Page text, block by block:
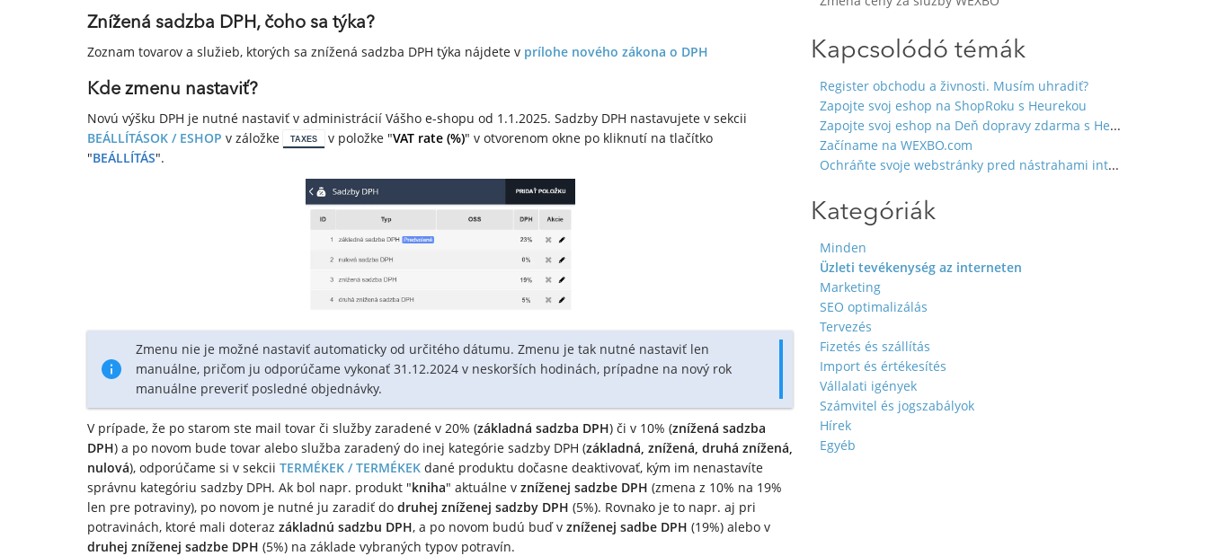
Znížená sadzba DPH, čoho sa týka?
Zoznam tovarov a služieb, ktorých sa znížená sadzba DPH týka nájdete v prílohe nového zákona o DPH
Kde zmenu nastaviť?
Novú výšku DPH je nutné nastaviť v administrácií Vášho e-shopu od 1.1.2025. Sadzby DPH nastavujete v sekcii
BEÁLLÍTÁSOK / ESHOP v záložke TAXES v položke "VAT rate (%)" v otvorenom okne po kliknutí na tlačítko
"BEÁLLÍTÁS".
Zmenu nie je možné nastaviť automaticky od určitého dátumu. Zmenu je tak nutné nastaviť len
manuálne, pričom ju odporúčame vykonať 31.12.2024 v neskorších hodinách, prípadne na nový rok
manuálne preveriť posledné objednávky.
V prípade, že po starom ste mail tovar či služby zaradené v 20% (základná sadzba DPH) či v 10% (znížená sadzba
DPH) a po novom bude tovar alebo služba zaradený do inej kategórie sadzby DPH (základná, znížená, druhá znížená,
nulová), odporúčame si v sekcii TERMÉKEK / TERMÉKEK dané produktu dočasne deaktivovať, kým im nenastavíte
správnu kategóriu sadzby DPH. Ak bol napr. produkt "kniha" aktuálne v zníženej sadzbe DPH (zmena z 10% na 19%
len pre potraviny), po novom je nutné ju zaradiť do druhej zníženej sadzby DPH (5%). Rovnako je to napr. aj pri
potravinách, ktoré mali doteraz základnú sadzbu DPH, a po novom budú buď v zníženej sadbe DPH (19%) alebo v
druhej zníženej sadzbe DPH (5%) na základe vybraných typov potravín.
Kapcsolódó témák
Register obchodu a živnosti. Musím uhradiť?
Zapojte svoj eshop na ShopRoku s Heurekou
Zapojte svoj eshop na Deň dopravy zdarma s Heurekou
Začíname na WEXBO.com
Ochráňte svoje webstránky pred nástrahami internetu
Kategóriák
Minden
Üzleti tevékenység az interneten
Marketing
SEO optimalizálás
Tervezés
Fizetés és szállítás
Import és értékesítés
Vállalati igények
Számvitel és jogszabályok
Hírek
Egyéb